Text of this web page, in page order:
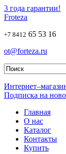
3 года гарантии!
Froteza
+7 8412 65 53 16
ot@forteza.ru
Подписка на
Главная
О нас
Каталог
Контакты
Купить